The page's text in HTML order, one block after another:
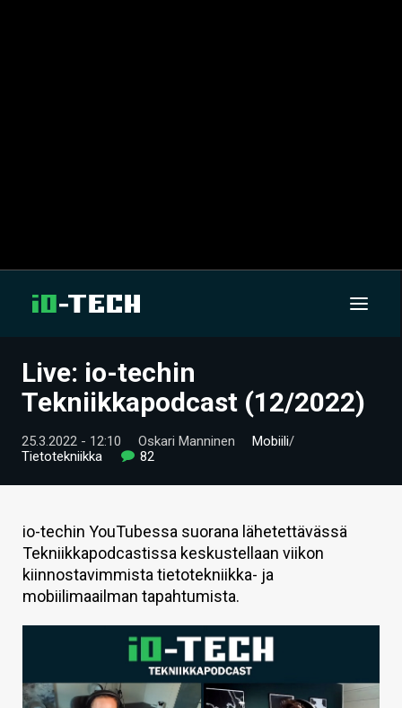
UUTISET
VIDEOT
TIETOA
HINTA.FI
Live: io-techin
Tekniikkapodcast (12/2022)
25.3.2022 - 12:10 Oskari Manninen Mobiili/
Tietotekniikka
82
io-techin YouTubessa suorana lähetettävässä
Tekniikkapodcastissa keskustellaan viikon
kiinnostavimmista tietotekniikka- ja
mobiilimaailman tapahtumista.